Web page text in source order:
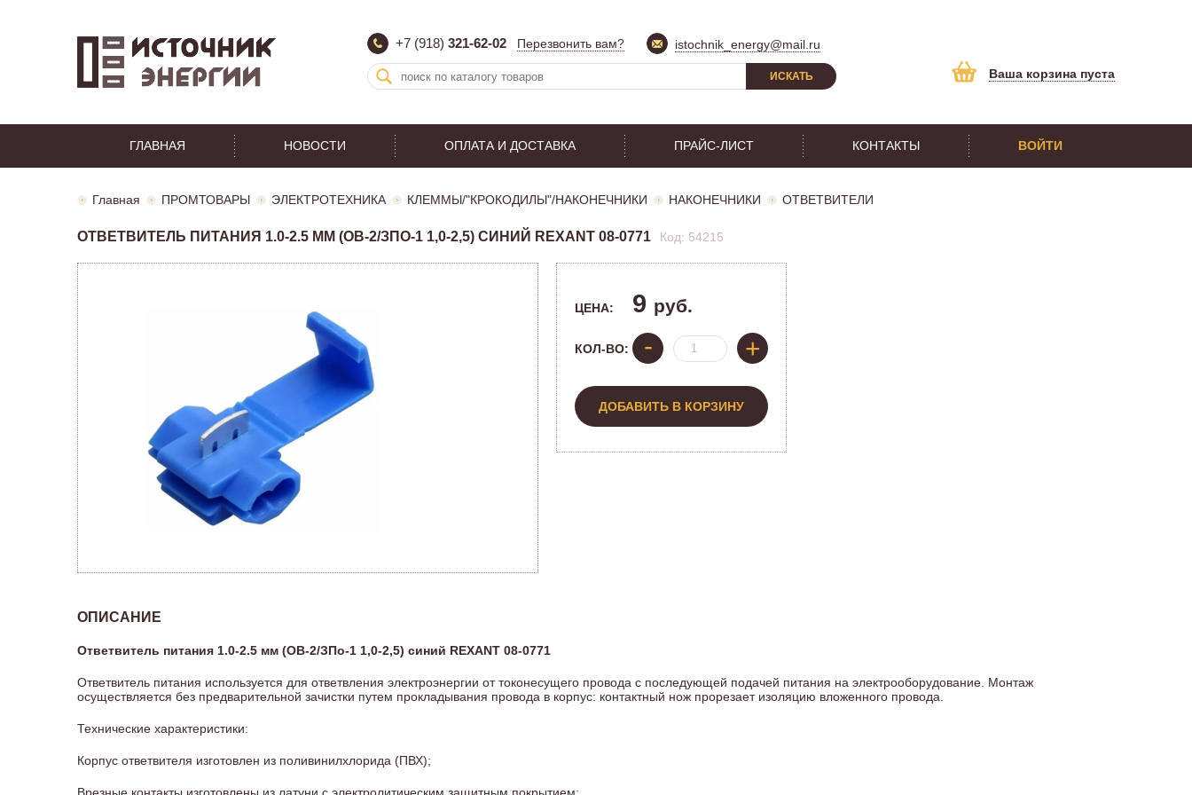
+7 (918) 321-62-02 Перезвонить вам? istochnik_energy@mail.ru
ИСКАТЬ Ваша корзина пуста
ГЛАВНАЯ НОВОСТИ ОПЛАТА И ДОСТАВКА ПРАЙС-ЛИСТ КОНТАКТЫ ВОЙТИ
Главная ПРОМТОВАРЫ ЭЛЕКТРОТЕХНИКА КЛЕММЫ/"КРОКОДИЛЫ"/НАКОНЕЧНИКИ НАКОНЕЧНИКИ ОТВЕТВИТЕЛИ
ОТВЕТВИТЕЛЬ ПИТАНИЯ 1.0-2.5 ММ (ОВ-2/ЗПО-1 1,0-2,5) СИНИЙ REXANT 08-0771 Код: 54215
ЦЕНА: 9 руб.
КОЛ-ВО: - +
ДОБАВИТЬ В КОРЗИНУ
ОПИСАНИЕ
Ответвитель питания 1.0-2.5 мм (ОВ-2/ЗПо-1 1,0-2,5) синий REXANT 08-0771
Ответвитель питания используется для ответвления электроэнергии от токонесущего провода с последующей подачей питания на электрооборудование. Монтаж
осуществляется без предварительной зачистки путем прокладывания провода в корпус: контактный нож прорезает изоляцию вложенного провода.
Технические характеристики:
Корпус ответвителя изготовлен из поливинилхлорида (ПВХ);